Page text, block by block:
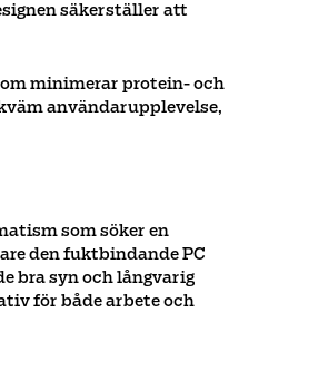
säkerställer att
minimerar protein- och
användarupplevelse,
som söker en
den fuktbindande PC
bra syn och långvarig
för både arbete och